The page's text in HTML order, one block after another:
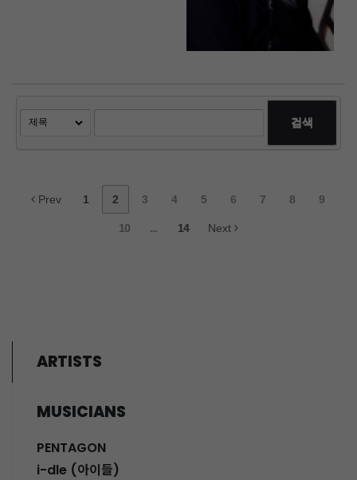
검색
Prev 1 2 3 4 5 6 7 8 9
10 ... 14 Next
ARTISTS
MUSICIANS
PENTAGON
i-dle (아이들)